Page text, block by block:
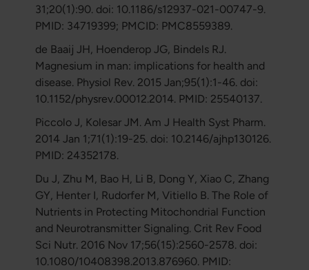
31;20(1):90. doi: 10.1186/s12937-021-00747-9.
PMID: 34719399; PMCID: PMC8559389.
de Baaij JH, Hoenderop JG, Bindels RJ.
Magnesium in man: implications for health and
disease. Physiol Rev. 2015 Jan;95(1):1-46. doi:
10.1152/physrev.00012.2014. PMID: 25540137.
Piccolo J, Kolesar JM. Am J Health Syst Pharm.
2014 Jan 1;71(1):19-25. doi: 10.2146/ajhp130126.
PMID: 24352178.
Du J, Zhu M, Bao H, Li B, Dong Y, Xiao C, Zhang
GY, Henter I, Rudorfer M, Vitiello B. The Role of
Nutrients in Protecting Mitochondrial Function
and Neurotransmitter Signaling. Crit Rev Food
Sci Nutr. 2016 Nov 17;56(15):2560-2578. doi:
10.1080/10408398.2013.876960. PMID: